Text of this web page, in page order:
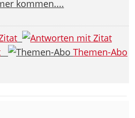
kommen....
Themen-Abo